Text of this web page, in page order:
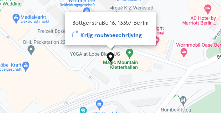
Böttgerstraße 16, 13357 Berlin
Krijg routebeschrijving